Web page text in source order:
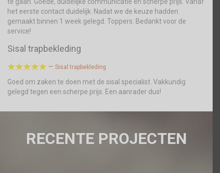
het eerste contact duidelijk. Nadat we de keuze hadden
gemaakt binnen 1 week gelegd. Toppers. Bedankt voor de
service!
Sisal trapbekleding
 — Sisal trapbekleding
Goed om zaken te doen met de sisal specialist. Vakkundig
gelegd tegen een scherpe prijs. Een aanrader dus!
RECENTE PROJECTEN